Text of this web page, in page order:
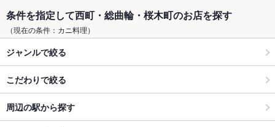
条件を指定して西町・総曲輪・桜木町のお店を探す
（現在の条件：カニ料理）
ジャンルで絞る
こだわりで絞る
周辺の駅から探す